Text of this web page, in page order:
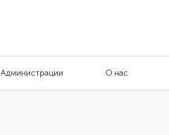
Администрации О нас